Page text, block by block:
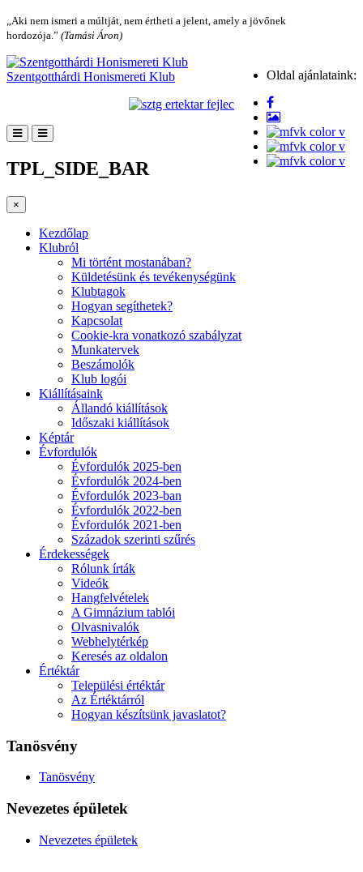
„Aki nem ismeri a múltját, nem értheti a jelent, amely a jövőnek
hordozója.” (Tamási Áron)
Oldal ajánlataink:
Szentgotthárdi Honismereti Klub
TPL_SIDE_BAR
×
Kezdőlap
Klubról
Mi történt mostanában?
Küldetésünk és tevékenységünk
Klubtagok
Hogyan segíthetek?
Kapcsolat
Cookie-kra vonatkozó szabályzat
Munkatervek
Beszámolók
Klub logói
Kiállításaink
Állandó kiállítások
Időszaki kiállítások
Képtár
Évfordulók
Évfordulók 2025-ben
Évfordulók 2024-ben
Évfordulók 2023-ban
Évfordulók 2022-ben
Évfordulók 2021-ben
Századok szerinti szűrés
Érdekességek
Rólunk írták
Videók
Hangfelvételek
A Gimnázium tablói
Olvasnivalók
Webhelytérkép
Keresés az oldalon
Értéktár
Települési értéktár
Az Értéktárról
Hogyan készítsünk javaslatot?
Tanösvény
Tanösvény
Nevezetes épületek
Nevezetes épületek